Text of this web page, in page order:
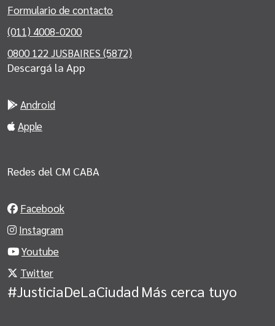
Formulario de contacto
(011) 4008-0200
0800 122 JUSBAIRES (5872)
Descargá la App
Android
Apple
Redes del CM CABA
Facebook
Instagram
Youtube
Twitter
#JusticiaDeLaCiudad Más cerca tuyo